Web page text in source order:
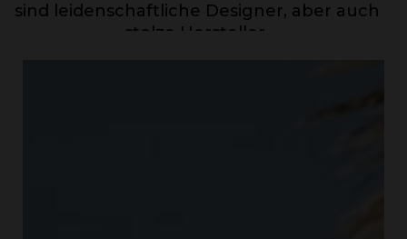
sind leidenschaftliche Designer, aber auch
stolze Hersteller.